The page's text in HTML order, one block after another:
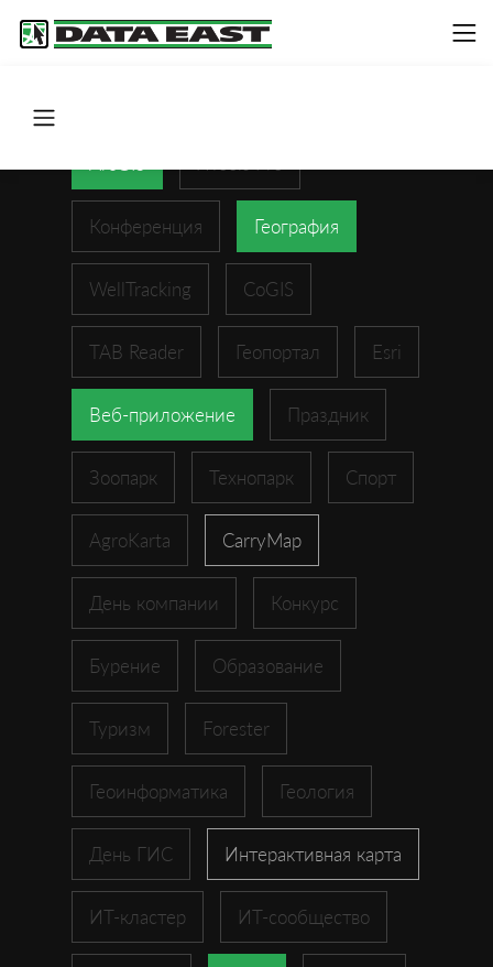
Конференция География
WellTracking CoGIS
TAB Reader Геопортал Esri
Веб-приложение Праздник
Зоопарк Технопарк Спорт
AgroKarta CarryMap
День компании Конкурс
Бурение Образование
Туризм Forester
Геоинформатика Геология
День ГИС Интерактивная карта
ИТ-кластер ИТ-сообщество